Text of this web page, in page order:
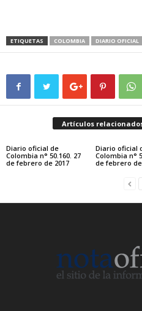
ETIQUETAS COLOMBIA DIARIO OFICIAL
Artículos
Diario oficial de
Colombia n° 50.160. 27
de febrero de 2017
Diario oficial
Colombia n°
de febrero de